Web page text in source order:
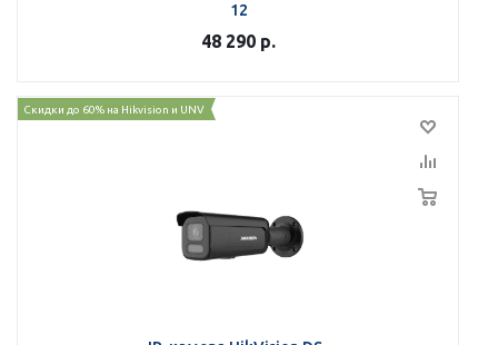
12
48 290 р.
Скидки до 60% на Hikvision и UNV